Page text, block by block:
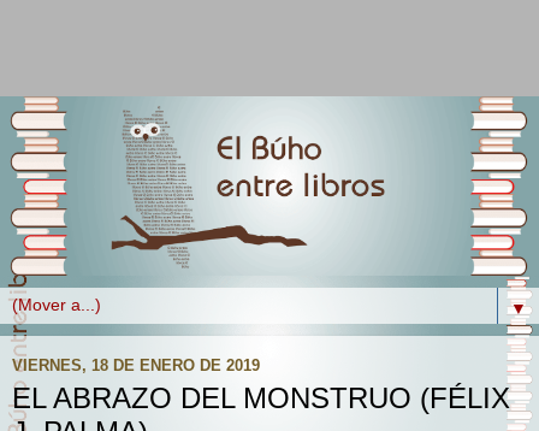
▼
VIERNES, 18 DE ENERO DE 2019
EL ABRAZO DEL MONSTRUO (FÉLIX